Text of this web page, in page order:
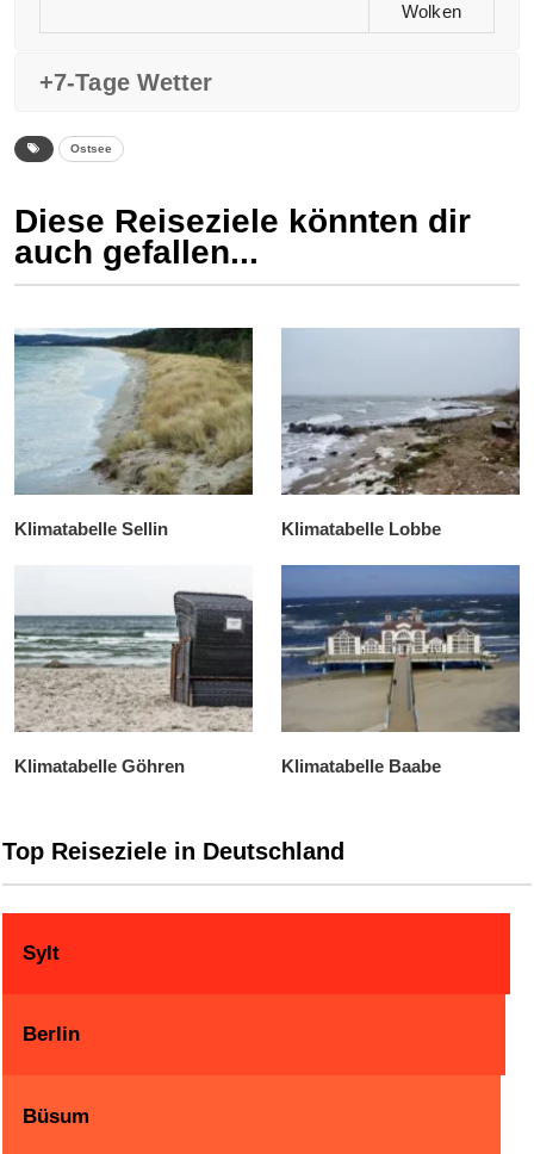
Wolken
+7-Tage Wetter
Ostsee
Diese Reiseziele könnten dir
auch gefallen...
Klimatabelle Sellin Klimatabelle Lobbe
Klimatabelle Göhren Klimatabelle Baabe
Top Reiseziele in Deutschland
Sylt
Berlin
Büsum